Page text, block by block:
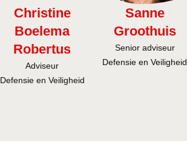
Christine
Boelema
Robertus
Adviseur
Defensie en Veiligheid
Sanne
Groothuis
Senior adviseur
Defensie en Veiligheid